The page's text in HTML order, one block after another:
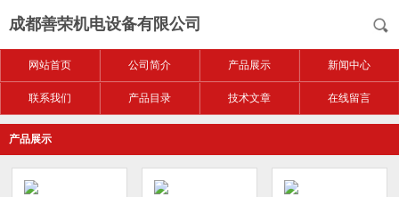
成都善荣机电设备有限公司
网站首页 公司简介 产品展示 新闻中心
联系我们 产品目录 技术文章 在线留言
产品展示